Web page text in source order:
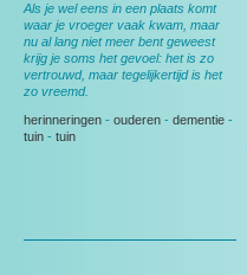
Als je wel eens in een plaats komt
waar je vroeger vaak kwam, maar
nu al lang niet meer bent geweest
krijg je soms het gevoel: het is zo
vertrouwd, maar tegelijkertijd is het
zo vreemd.
herinneringen - ouderen - dementie -
tuin - tuin